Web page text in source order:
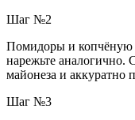
Шаг №2
Помидоры и копчёную
нарежьте аналогично.
майонеза и аккуратно
Шаг №3